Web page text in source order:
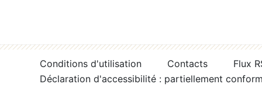
Conditions d'utilisation Contacts
Flux
Déclaration d'accessibilité : partiellement